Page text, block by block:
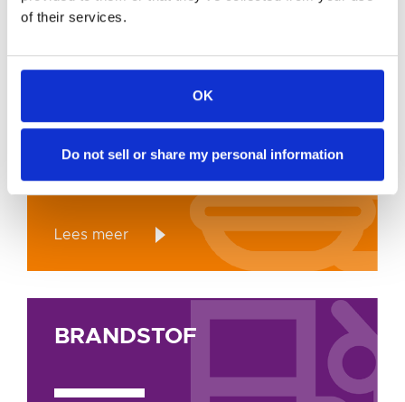
of their services.
OK
Do not sell or share my personal information
FOODSERVICE
FOODSERVICE
Lees meer
BRANDSTOF
BRANDSTOF